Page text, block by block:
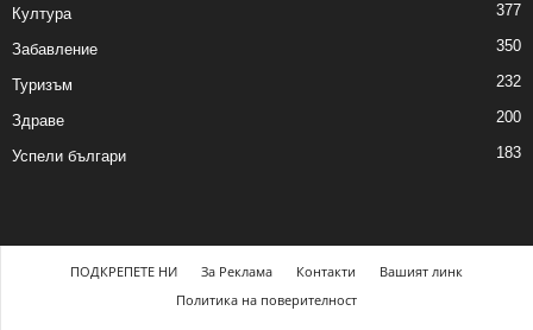
Култура 377
Забавление 350
Туризъм 232
Здраве 200
Успели българи 183
ПОДКРЕПЕТЕ НИ За Реклама Контакти
Вашият линк
Политика на поверителност